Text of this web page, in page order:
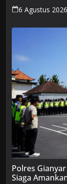
Tingkat Banding
6 Agustus 2026
Polres
Siaga